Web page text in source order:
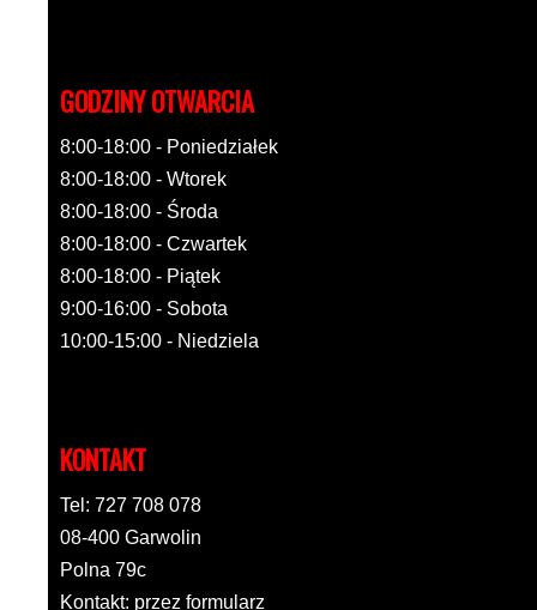
GODZINY OTWARCIA
8:00-18:00 - Poniedziałek
8:00-18:00 - Wtorek
8:00-18:00 - Środa
8:00-18:00 - Czwartek
8:00-18:00 - Piątek
9:00-16:00 - Sobota
10:00-15:00 - Niedziela
KONTAKT
Tel: 727 708 078
08-400 Garwolin
Polna 79c
Kontakt: przez formularz